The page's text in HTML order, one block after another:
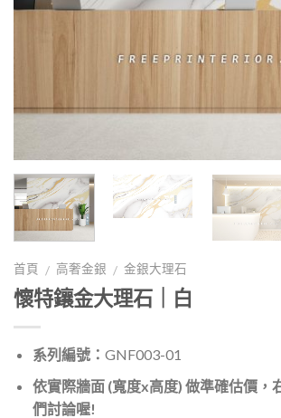
首頁 / 高奢金銀 / 金銀大理石
懷特鑲金大理石｜白
系列編號： GNF003-01
依實際牆面 (寬度x高度) 做準確估價，
們討論喔!